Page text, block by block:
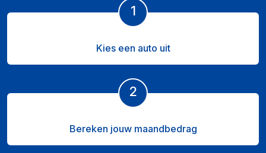
1
Kies een auto uit
2
Bereken jouw maandbedrag